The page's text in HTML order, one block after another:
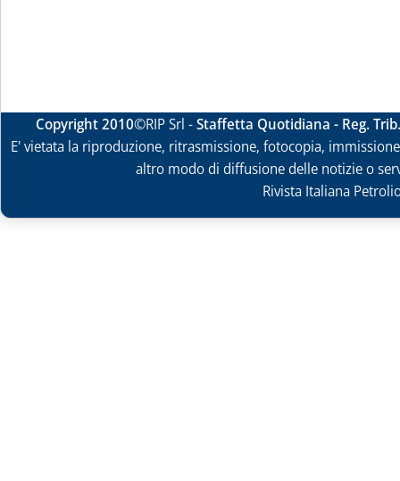
Copyright 2010©RIP Srl -Staffetta Quotidiana - Reg.
E' vietata la riproduzione, ritrasmissione, fotocopia,
altro modo di diffusione delle notizie o
Rivista Italiana